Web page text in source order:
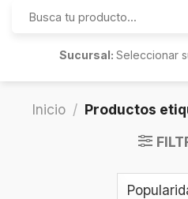
por:
Sucursal:Seleccionar
Inicio / Productos